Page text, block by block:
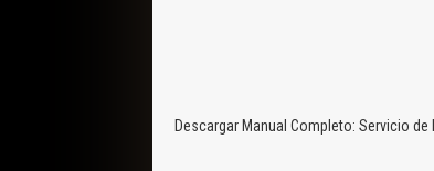
Descargar Manual Completo: Servicio